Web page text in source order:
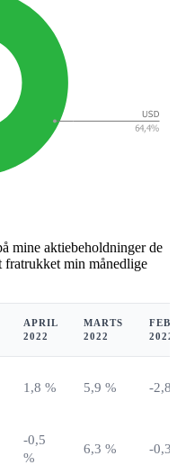
mine aktiebeholdninger de
fratrukket min månedlige
APRIL
2022
MARTS
2022
2022
1,8 % 5,9 % -2,8
-0,5
%
6,3 % -0,3